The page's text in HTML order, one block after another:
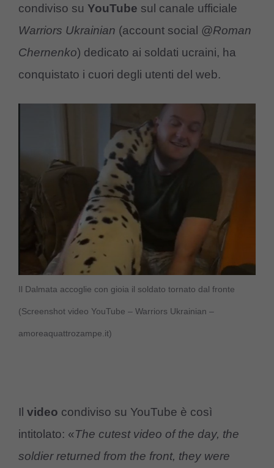
condiviso su YouTube sul canale ufficiale
Warriors Ukrainian (account social @Roman
Chernenko) dedicato ai soldati ucraini, ha
conquistato i cuori degli utenti del web.
Il Dalmata accoglie con gioia il soldato tornato dal fronte
(Screenshot video YouTube – Warriors Ukrainian –
amoreaquattrozampe.it)
Il video condiviso su YouTube è così
intitolato: «The cutest video of the day, the
soldier returned from the front, they were